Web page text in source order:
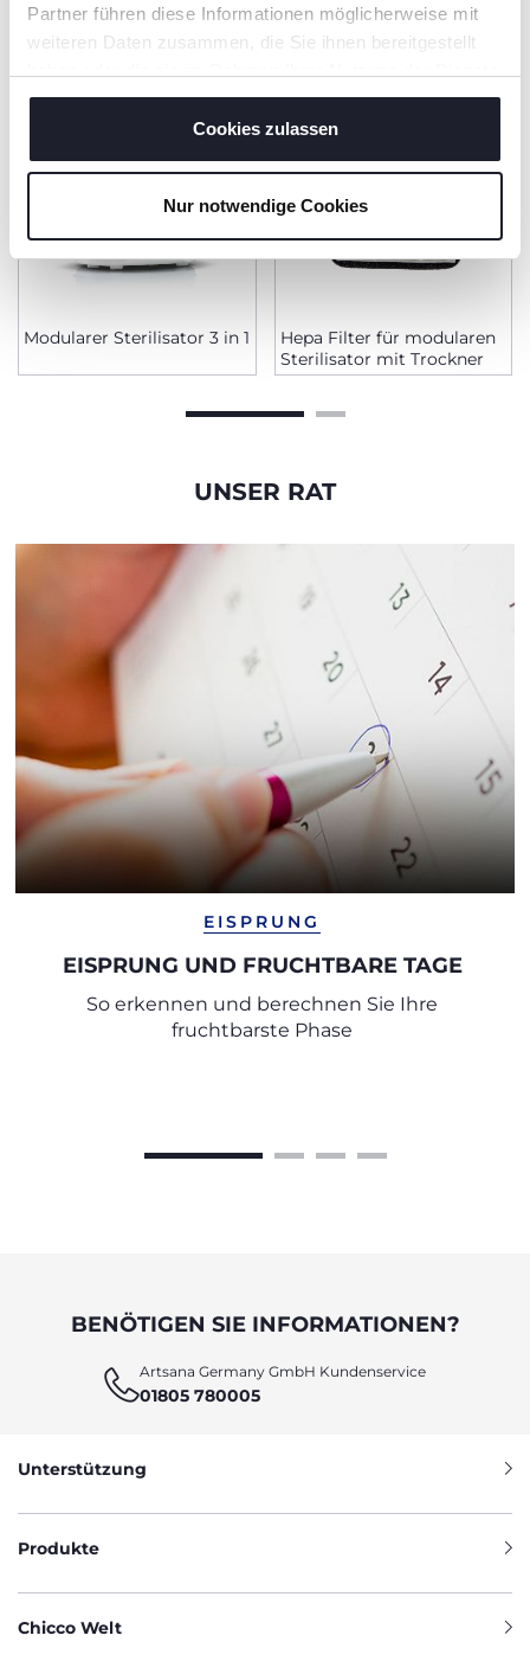
Partner führen diese Informationen möglicherweise mit
weiteren Daten zusammen, die Sie ihnen bereitgestellt
gesammelt haben.
Cookies zulassen
Nur notwendige Cookies
KÖNNTEN
Modularer Sterilisator 3 in 1
Hepa Filter für modularen
Sterilisator mit Trockner
UNSER RAT
EISPRUNG
EISPRUNG UND FRUCHTBARE TAGE
So erkennen und berechnen Sie Ihre
fruchtbarste Phase
BENÖTIGEN SIE INFORMATIONEN?
Artsana Germany GmbH Kundenservice
01805 780005
Unterstützung
Produkte
Chicco Welt